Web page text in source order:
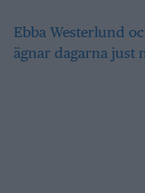
Ebba Westerlund
ägnar dagarna just